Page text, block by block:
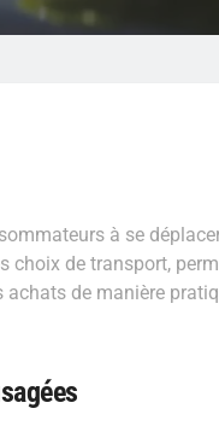
à se
choix de transport,
de manière